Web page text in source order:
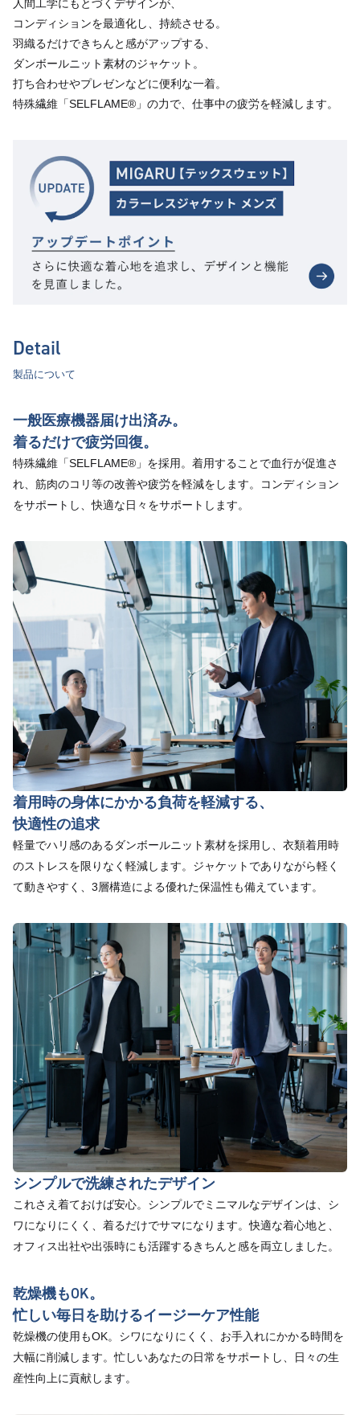
人間工学にもとづくデザインが、
コンディションを最適化し、持続させる。
⽻織るだけできちんと感がアップする、
ダンボールニット素材のジャケット。
打ち合わせやプレゼンなどに便利な⼀着。
特殊繊維「SELFLAME®︎」の力で、仕事中の疲労を軽減します。
Detail
製品について
一般医療機器届け出済み。
着るだけで疲労回復。
特殊繊維「SELFLAME®」を採用。着用することで血行が促進さ
れ、筋肉のコリ等の改善や疲労を軽減をします。コンディション
をサポートし、快適な日々をサポートします。
着用時の身体にかかる負荷を軽減する、
快適性の追求
軽量でハリ感のあるダンボールニット素材を採用し、衣類着用時
のストレスを限りなく軽減します。ジャケットでありながら軽く
て動きやすく、3層構造による優れた保温性も備えています。
シンプルで洗練されたデザイン
これさえ着ておけば安心。シンプルでミニマルなデザインは、シ
ワになりにくく、着るだけでサマになります。快適な着心地と、
オフィス出社や出張時にも活躍するきちんと感を両立しました。
乾燥機もOK。
忙しい毎日を助けるイージーケア性能
乾燥機の使用もOK。シワになりにくく、お手入れにかかる時間を
大幅に削減します。忙しいあなたの日常をサポートし、日々の生
産性向上に貢献します。